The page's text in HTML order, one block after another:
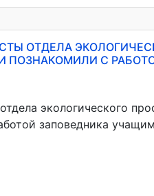
ОТДЕЛА
ПОЗНАКОМИЛИ С
экологического
заповедника